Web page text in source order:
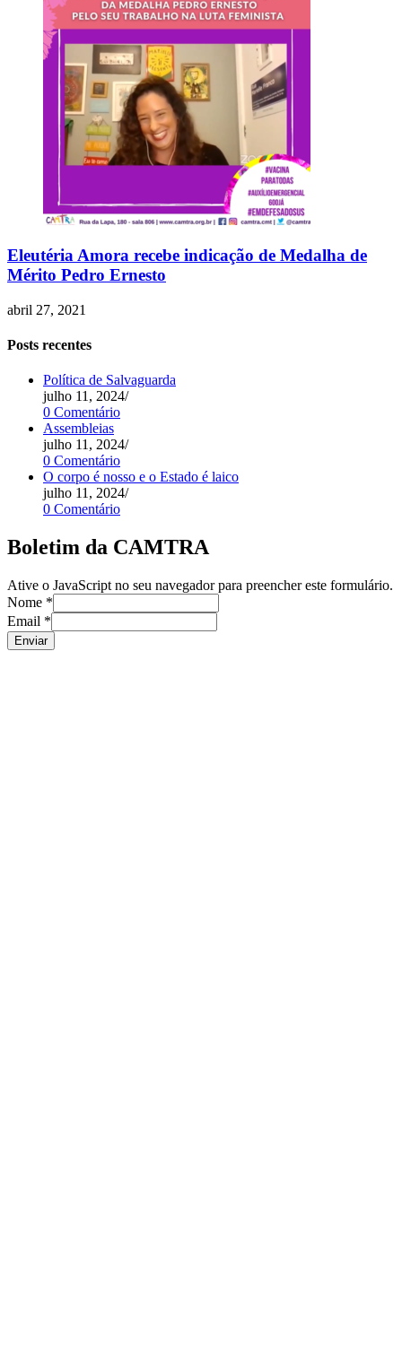
Eleutéria Amora recebe indicação de Medalha de
Mérito Pedro Ernesto
abril 27, 2021
Posts recentes
Política de Salvaguarda
julho 11, 2024/
0 Comentário
Assembleias
julho 11, 2024/
0 Comentário
O corpo é nosso e o Estado é laico
julho 11, 2024/
0 Comentário
Boletim da CAMTRA
Ative o JavaScript no seu navegador para preencher este formulário.
Nome *
Email *
Enviar